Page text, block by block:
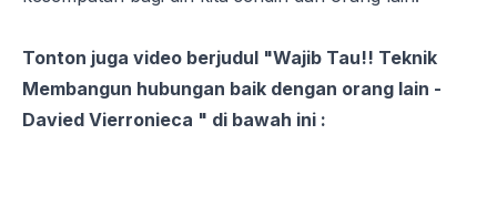
Tonton juga video berjudul "Wajib Tau!! Teknik
Membangun hubungan baik dengan orang lain -
Davied Vierronieca " di bawah ini :